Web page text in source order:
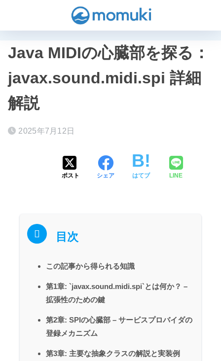
Java MIDIの心臓部を探る：
javax.sound.midi.spi 詳細
解説
2025年7月12日
ポスト シェア はてブ LINE
目次
この記事から得られる知識
第1章: `javax.sound.midi.spi`とは何か？ –
拡張性のための鍵
第2章: SPIの心臓部 – サービスプロバイダの
登録メカニズム
第3章: 主要な抽象クラスの解説と実装例